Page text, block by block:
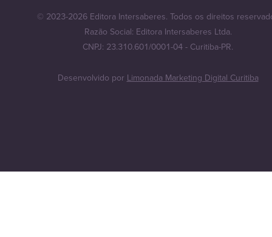
© 2023-2026 Editora Intersaberes. Todos os direitos
Razão Social: Editora Intersaberes Ltda.
CNPJ: 23.310.601/0001-04 - Curitiba-PR.
Desenvolvido porLimonada Marketing Digital Curitiba